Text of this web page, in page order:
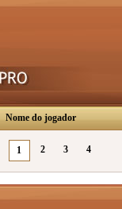
Nome do jogador
1 2 3 4